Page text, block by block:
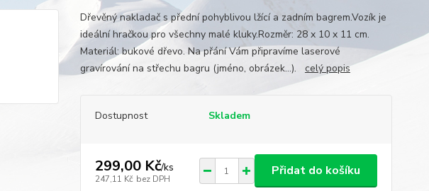
Dřevěný nakladač s přední pohyblivou lžící a zadním bagrem.Vozík je
ideální hračkou pro všechny malé kluky.Rozměr: 28 x 10 x 11 cm.
Materiál: bukové dřevo. Na přání Vám připravíme laserové
gravírování na střechu bagru (jméno, obrázek...). celý popis
Dostupnost Skladem
299,00 Kč/ks
247,11 Kč bez DPH
Přidat do košíku